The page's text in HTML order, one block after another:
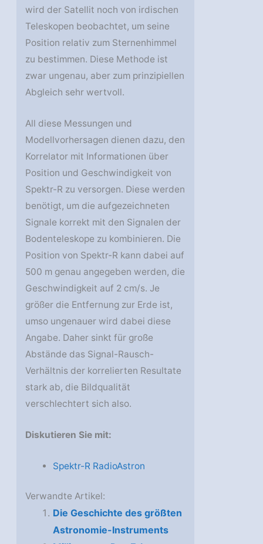
wird der Satellit noch von irdischen
Teleskopen beobachtet, um seine
Position relativ zum Sternenhimmel
zu bestimmen. Diese Methode ist
zwar ungenau, aber zum prinzipiellen
Abgleich sehr wertvoll.
All diese Messungen und
Modellvorhersagen dienen dazu, den
Korrelator mit Informationen über
Position und Geschwindigkeit von
Spektr-R zu versorgen. Diese werden
benötigt, um die aufgezeichneten
Signale korrekt mit den Signalen der
Bodenteleskope zu kombinieren. Die
Position von Spektr-R kann dabei auf
500 m genau angegeben werden, die
Geschwindigkeit auf 2 cm/s. Je
größer die Entfernung zur Erde ist,
umso ungenauer wird dabei diese
Angabe. Daher sinkt für große
Abstände das Signal-Rausch-
Verhältnis der korrelierten Resultate
stark ab, die Bildqualität
verschlechtert sich also.
Diskutieren Sie mit:
Spektr-R RadioAstron
Verwandte Artikel:
Die Geschichte des größten
Astronomie-Instruments